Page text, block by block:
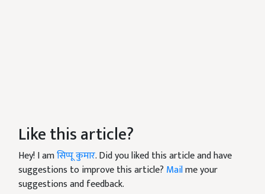
Like this article?
Hey! I amसिप्पू कुमार. Did you liked this article and have
suggestions to improve this article? Mailme your
suggestions and feedback.